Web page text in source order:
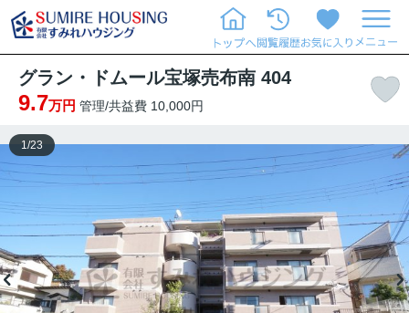
グラン・ドムール宝塚売布南 404
9.7万円 管理/共益費 10,000円
1 /23